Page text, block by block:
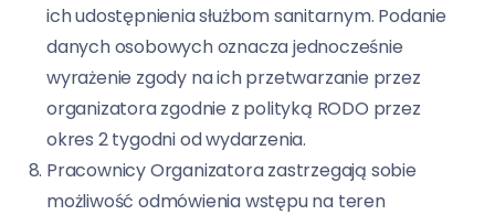
ich udostępnienia służbom sanitarnym. Podanie
danych osobowych oznacza jednocześnie
wyrażenie zgody na ich przetwarzanie przez
organizatora zgodnie z polityką RODO przez
okres 2 tygodni od wydarzenia.
Pracownicy Organizatora zastrzegają sobie
możliwość odmówienia wstępu na teren